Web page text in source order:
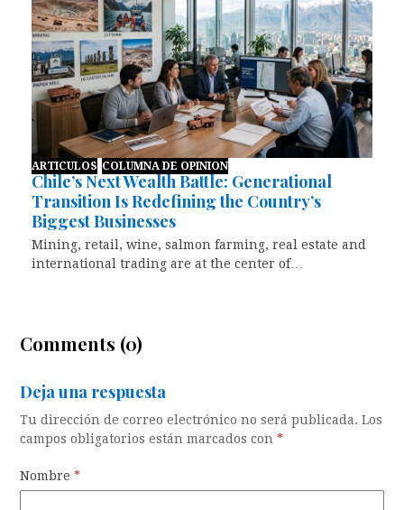
ARTICULOS COLUMNA DE OPINION
Chile’s Next Wealth Battle: Generational
Transition Is Redefining the Country’s
Biggest Businesses
Mining, retail, wine, salmon farming, real estate and
international trading are at the center of…
Comments (0)
Deja una respuesta
Tu dirección de correo electrónico no será publicada. Los
campos obligatorios están marcados con*
Nombre*